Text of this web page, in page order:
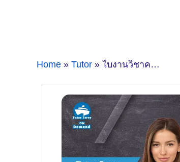
Home » Tutor » ใบงานวิชาคณิตศาสตร์และวิชาอื่นๆ